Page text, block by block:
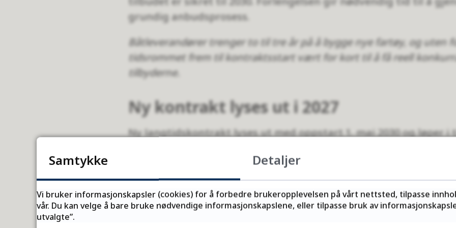
grundig anbudsprosess.
Båtleverandører trenger to til tre år på å bygge nye fartøy, og uten
tidsrommet frem til kontraktsstart vært for kort til å få reell
tilbyderne.
Ny kontrakt lyses ut i 2027
Ny langtidskontrakt lyses ut med oppstart 1. mai 2030 og løper i
operatører inviteres også til dialogmøter i samme periode.
Se saksvedlegg og vedtak på OpenGov
Samtykke Detaljer
Vi bruker informasjonskapsler (cookies) for å forbedre brukeropplevelsen på vårt nettsted, tilpasse
vår. Du kan velge å bare bruke nødvendige informasjonskapslene, eller tilpasse bruk av
utvalgte”.